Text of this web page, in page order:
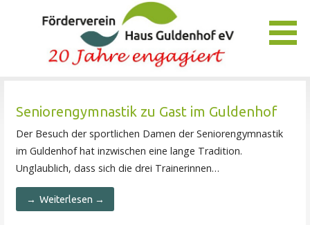
Pflegezentrum Haus Guldenhof zu unterstützen und zu
fördern.
Seniorengymnastik zu Gast im Guldenhof
Der Besuch der sportlichen Damen der Seniorengymnastik
im Guldenhof hat inzwischen eine lange Tradition.
Unglaublich, dass sich die drei Trainerinnen…
Weiterlesen →